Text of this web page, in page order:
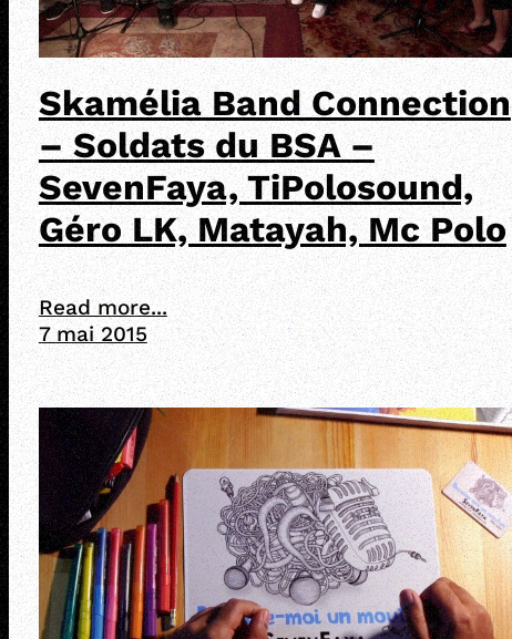
Skamélia Band Connection
– Soldats du BSA –
SevenFaya, TiPolosound,
Géro LK, Matayah, Mc Polo
Read more...
7 mai 2015